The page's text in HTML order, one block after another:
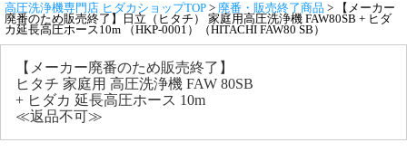
高圧洗浄機専門店 ヒダカショップTOP > 廃番・販売終了商品 > 【メーカー
廃番のため販売終了】日立（ヒタチ） 家庭用高圧洗浄機 FAW80SB + ヒダ
カ延長高圧ホース10m （HKP-0001）（HITACHI FAW80 SB）
【メーカー廃番のため販売終了】
ヒタチ 家庭用 高圧洗浄機 FAW 80SB
+ ヒダカ 延長高圧ホース 10m
≪返品不可≫